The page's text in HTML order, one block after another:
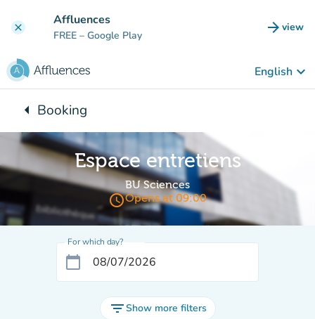
clear Affluences
FREE – Google Play arrow_forward view
(new
English keyboard_arrow_down
arrow_leftBack to:
Booking
Espace entretiens
BU Sciences
access_timeOpens at 09:00
For which day?
calendar_today
filter_listShow more filters